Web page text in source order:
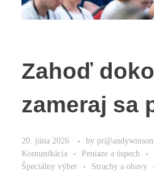
Zahoď
zameraj sa
20. júna 2026 by
Komunikácia
Peniaze a úspech
Špeciálny výber
Strachy a obavy